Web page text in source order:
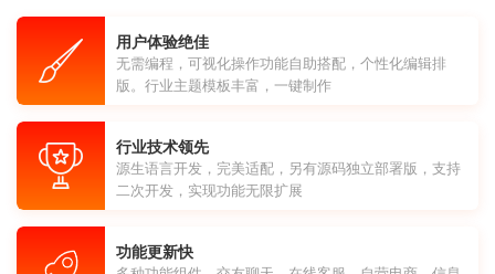
用户体验绝佳
无需编程，可视化操作功能自助搭配，个性化编辑排
版。行业主题模板丰富，一键制作
行业技术领先
源生语言开发，完美适配，另有源码独立部署版，支持
二次开发，实现功能无限扩展
功能更新快